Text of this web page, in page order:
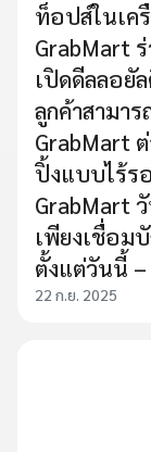
ท็อปส์ในเค
GrabMart
เปิดดีลลอยั
ลูกค้าสามา
GrabMart
ปิ้งแบบไร้ร
GrabMart
เพียงเชื่อม
ตั้งแต่วันนี้
22 ก.ย. 2025